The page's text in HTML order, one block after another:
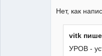
Нет, как
vitk
УРОВ -